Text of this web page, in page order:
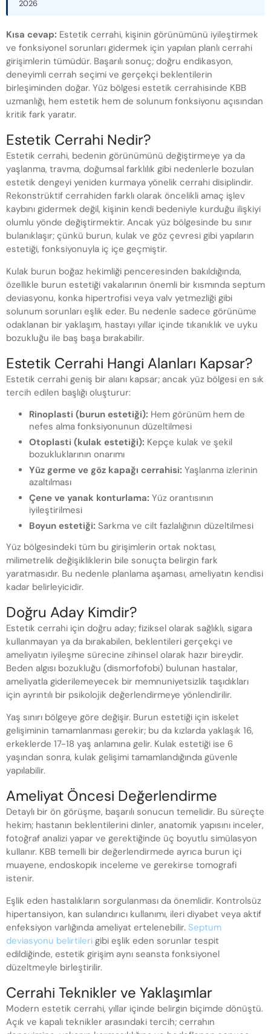
2026
Kısa cevap: Estetik cerrahi, kişinin görünümünü iyileştirmek
ve fonksiyonel sorunları gidermek için yapılan planlı cerrahi
girişimlerin tümüdür. Başarılı sonuç; doğru endikasyon,
deneyimli cerrah seçimi ve gerçekçi beklentilerin
birleşiminden doğar. Yüz bölgesi estetik cerrahisinde KBB
uzmanlığı, hem estetik hem de solunum fonksiyonu açısından
kritik fark yaratır.
Estetik Cerrahi Nedir?
Estetik cerrahi, bedenin görünümünü değiştirmeye ya da
yaşlanma, travma, doğumsal farklılık gibi nedenlerle bozulan
estetik dengeyi yeniden kurmaya yönelik cerrahi disiplindir.
Rekonstrüktif cerrahiden farklı olarak öncelikli amaç işlev
kaybını gidermek değil, kişinin kendi bedeniyle kurduğu ilişkiyi
olumlu yönde değiştirmektir. Ancak yüz bölgesinde bu sınır
bulanıklaşır; çünkü burun, kulak ve göz çevresi gibi yapıların
estetiği, fonksiyonuyla iç içe geçmiştir.
Kulak burun boğaz hekimliği penceresinden bakıldığında,
özellikle burun estetiği vakalarının önemli bir kısmında septum
deviasyonu, konka hipertrofisi veya valv yetmezliği gibi
solunum sorunları eşlik eder. Bu nedenle sadece görünüme
odaklanan bir yaklaşım, hastayı yıllar içinde tıkanıklık ve uyku
bozukluğu ile baş başa bırakabilir.
Estetik Cerrahi Hangi Alanları Kapsar?
Estetik cerrahi geniş bir alanı kapsar; ancak yüz bölgesi en sık
tercih edilen başlığı oluşturur:
Rinoplasti (burun estetiği): Hem görünüm hem de
nefes alma fonksiyonunun düzeltilmesi
Otoplasti (kulak estetiği): Kepçe kulak ve şekil
bozukluklarının onarımı
Yüz germe ve göz kapağı cerrahisi: Yaşlanma izlerinin
azaltılması
Çene ve yanak konturlama: Yüz orantısının
iyileştirilmesi
Boyun estetiği: Sarkma ve cilt fazlalığının düzeltilmesi
Yüz bölgesindeki tüm bu girişimlerin ortak noktası,
milimetrelik değişikliklerin bile sonuçta belirgin fark
yaratmasıdır. Bu nedenle planlama aşaması, ameliyatın kendisi
kadar belirleyicidir.
Doğru Aday Kimdir?
Estetik cerrahi için doğru aday; fiziksel olarak sağlıklı, sigara
kullanmayan ya da bırakabilen, beklentileri gerçekçi ve
ameliyatın iyileşme sürecine zihinsel olarak hazır bireydir.
Beden algısı bozukluğu (dismorfofobi) bulunan hastalar,
ameliyatla giderilemeyecek bir memnuniyetsizlik taşıdıkları
için ayrıntılı bir psikolojik değerlendirmeye yönlendirilir.
Yaş sınırı bölgeye göre değişir. Burun estetiği için iskelet
gelişiminin tamamlanması gerekir; bu da kızlarda yaklaşık 16,
erkeklerde 17-18 yaş anlamına gelir. Kulak estetiği ise 6
yaşından sonra, kulak gelişimi tamamlandığında güvenle
yapılabilir.
Ameliyat Öncesi Değerlendirme
Detaylı bir ön görüşme, başarılı sonucun temelidir. Bu süreçte
hekim; hastanın beklentilerini dinler, anatomik yapısını inceler,
fotoğraf analizi yapar ve gerektiğinde üç boyutlu simülasyon
kullanır. KBB temelli bir değerlendirmede ayrıca burun içi
muayene, endoskopik inceleme ve gerekirse tomografi
istenir.
Eşlik eden hastalıkların sorgulanması da önemlidir. Kontrolsüz
hipertansiyon, kan sulandırıcı kullanımı, ileri diyabet veya aktif
enfeksiyon varlığında ameliyat ertelenebilir. Septum
deviasyonu belirtileri gibi eşlik eden sorunlar tespit
edildiğinde, estetik girişim aynı seansta fonksiyonel
düzeltmeyle birleştirilir.
Cerrahi Teknikler ve Yaklaşımlar
Modern estetik cerrahi, yıllar içinde belirgin biçimde dönüştü.
Açık ve kapalı teknikler arasındaki tercih; cerrahın